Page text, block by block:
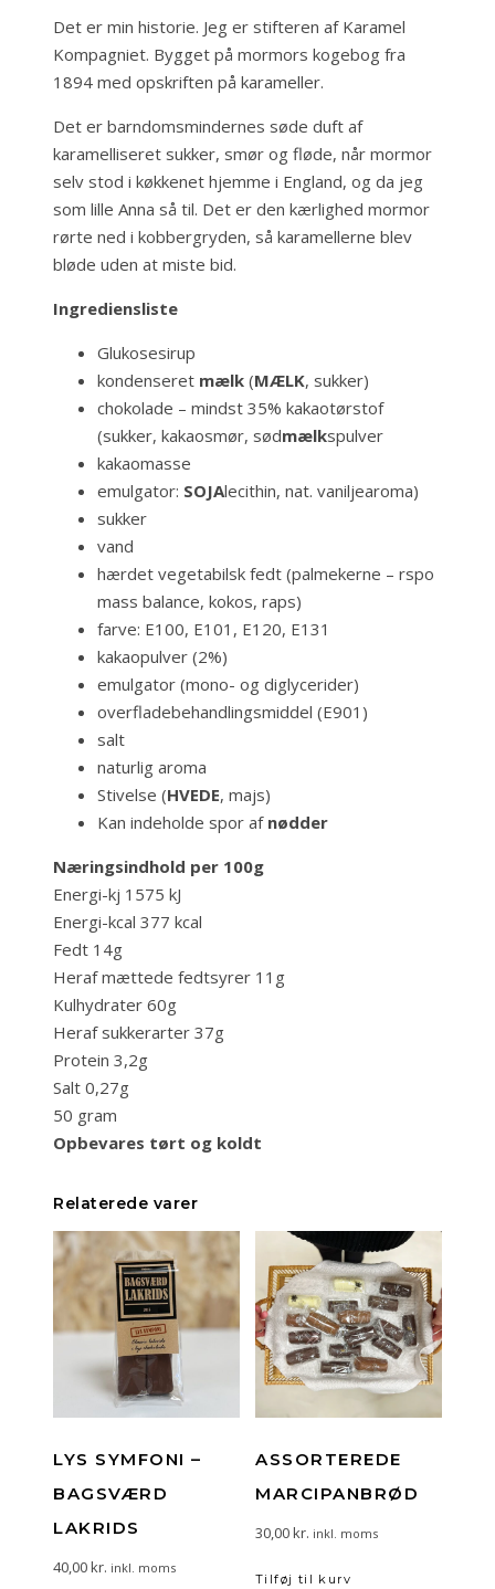
Det er min historie. Jeg er stifteren af Karamel
Kompagniet. Bygget på mormors kogebog fra
1894 med opskriften på karameller.
Det er barndomsmindernes søde duft af
karamelliseret sukker, smør og fløde, når mormor
selv stod i køkkenet hjemme i England, og da jeg
som lille Anna så til. Det er den kærlighed mormor
rørte ned i kobbergryden, så karamellerne blev
bløde uden at miste bid.
Ingrediensliste
Glukosesirup
kondenseret mælk (MÆLK, sukker)
chokolade – mindst 35% kakaotørstof
(sukker, kakaosmør, sødmælkspulver
kakaomasse
emulgator: SOJAlecithin, nat. vaniljearoma)
sukker
vand
hærdet vegetabilsk fedt (palmekerne – rspo
mass balance, kokos, raps)
farve: E100, E101, E120, E131
kakaopulver (2%)
emulgator (mono- og diglycerider)
overfladebehandlingsmiddel (E901)
salt
naturlig aroma
Stivelse (HVEDE, majs)
Kan indeholde spor af nødder
Næringsindhold per 100g
Energi-kj 1575 kJ
Energi-kcal 377 kcal
Fedt 14g
Heraf mættede fedtsyrer 11g
Kulhydrater 60g
Heraf sukkerarter 37g
Protein 3,2g
Salt 0,27g
50 gram
Opbevares tørt og koldt
Relaterede varer
LYS SYMFONI –
BAGSVÆRD
LAKRIDS
40,00kr. inkl. moms
ASSORTEREDE
MARCIPANBRØD
30,00kr. inkl. moms
Tilføj til kurv